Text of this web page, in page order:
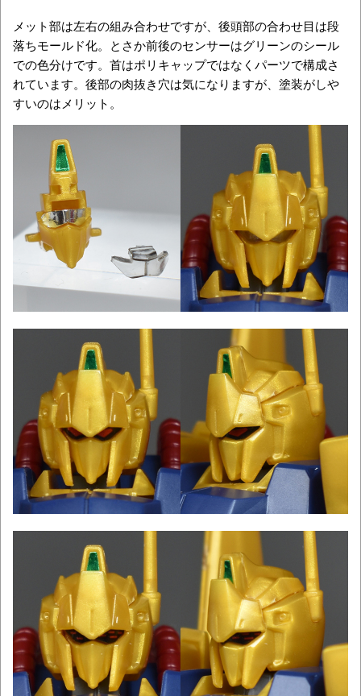
メット部は左右の組み合わせですが、後頭部の合わせ目は段
落ちモールド化。とさか前後のセンサーはグリーンのシール
での色分けです。首はポリキャップではなくパーツで構成さ
れています。後部の肉抜き穴は気になりますが、塗装がしや
すいのはメリット。